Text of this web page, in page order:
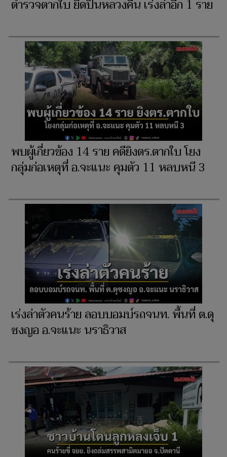
ตำรวจตากใบ ยึดปืนหลวงคืน เร่งล่าอีก 1 ราย
พบผู้เกี่ยวข้อง 14 ราย คดียิงตร.ตากใบ โยง
กลุ่มก่อเหตุที่ อ.จะแนะ คุมตัว 11 หลบหนี 3
เร่งล่าตัวคนร้าย ลอบบอมบ์รถจนท. พื้นที่ ต.ดุ
ซงญอ อ.จะแนะ นราธิวาส